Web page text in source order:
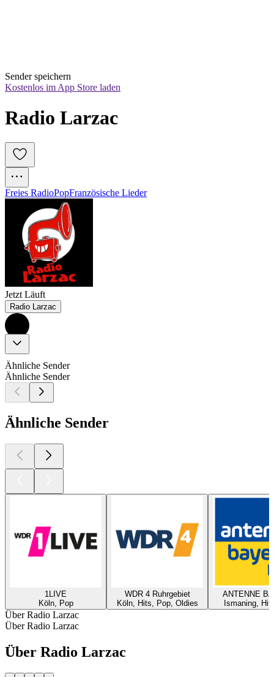
Sender speichern
Kostenlos im App Store laden
Radio Larzac
Freies RadioPopFranzösische Lieder
Jetzt Läuft
Radio Larzac
Ähnliche Sender
Ähnliche Sender
Ähnliche Sender
1LIVE
Köln, Pop
WDR 4 Ruhrgebiet
Köln, Hits, Pop, Oldies
ANTENNE
Ismaning,
Über Radio Larzac
Über Radio Larzac
Über Radio Larzac